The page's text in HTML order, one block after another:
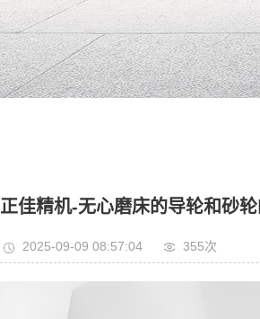
正佳精机-无心磨床的导轮和砂
2025-09-09 08:57:04 355次